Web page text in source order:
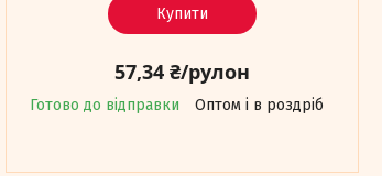
Купити
57,34 ₴/рулон
Готово до відправки Оптом і в роздріб